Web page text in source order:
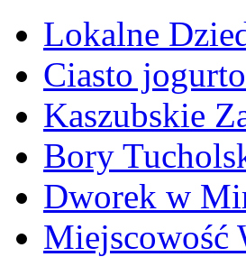
Lokalne
Ciasto
Kaszubskie
Bory
Dworek w
Miejscowość